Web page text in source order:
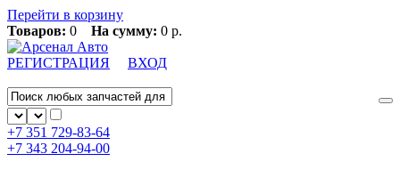
Перейти в корзину
Товаров: 0 На сумму: 0 р.
РЕГИСТРАЦИЯ ВХОД
+7 351 729-83-64
+7 343 204-94-00